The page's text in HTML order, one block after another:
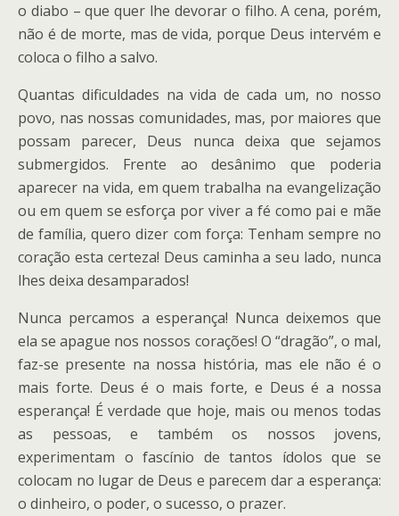
o diabo – que quer lhe devorar o filho. A cena, porém,
não é de morte, mas de vida, porque Deus intervém e
coloca o filho a salvo.
Quantas dificuldades na vida de cada um, no nosso
povo, nas nossas comunidades, mas, por maiores que
possam parecer, Deus nunca deixa que sejamos
submergidos. Frente ao desânimo que poderia
aparecer na vida, em quem trabalha na evangelização
ou em quem se esforça por viver a fé como pai e mãe
de família, quero dizer com força: Tenham sempre no
coração esta certeza! Deus caminha a seu lado, nunca
lhes deixa desamparados!
Nunca percamos a esperança! Nunca deixemos que
ela se apague nos nossos corações! O “dragão”, o mal,
faz-se presente na nossa história, mas ele não é o
mais forte. Deus é o mais forte, e Deus é a nossa
esperança! É verdade que hoje, mais ou menos todas
as pessoas, e também os nossos jovens,
experimentam o fascínio de tantos ídolos que se
colocam no lugar de Deus e parecem dar a esperança:
o dinheiro, o poder, o sucesso, o prazer.